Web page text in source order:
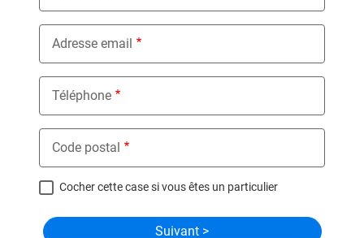
Adresse email
Téléphone
Code postal
Cocher cette case si vous êtes un particulier